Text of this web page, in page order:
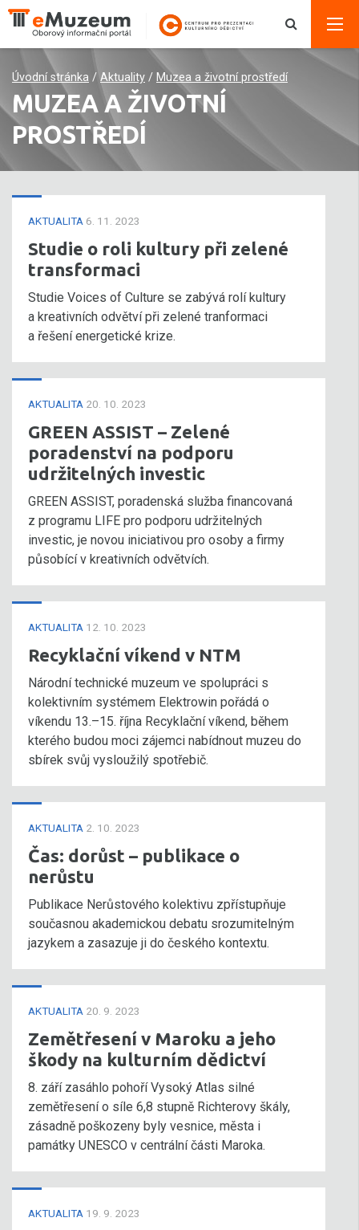
Úvodní stránka / Aktuality / Muzea a životní prostředí
MUZEA A ŽIVOTNÍ
PROSTŘEDÍ
AKTUALITA 6. 11. 2023
Studie o roli kultury při zelené
transformaci
Studie Voices of Culture se zabývá rolí kultury
a kreativních odvětví při zelené tranformaci
a řešení energetické krize.
AKTUALITA 20. 10. 2023
GREEN ASSIST – Zelené
poradenství na podporu
udržitelných investic
GREEN ASSIST, poradenská služba financovaná
z programu LIFE pro podporu udržitelných
investic, je novou iniciativou pro osoby a firmy
působící v kreativních odvětvích.
AKTUALITA 12. 10. 2023
Recyklační víkend v NTM
Národní technické muzeum ve spolupráci s
kolektivním systémem Elektrowin pořádá o
víkendu 13.–15. října Recyklační víkend, během
kterého budou moci zájemci nabídnout muzeu do
sbírek svůj vysloužilý spotřebič.
AKTUALITA 2. 10. 2023
Čas: dorůst – publikace o
nerůstu
Publikace Nerůstového kolektivu zpřístupňuje
současnou akademickou debatu srozumitelným
jazykem a zasazuje ji do českého kontextu.
AKTUALITA 20. 9. 2023
Zemětřesení v Maroku a jeho
škody na kulturním dědictví
8. září zasáhlo pohoří Vysoký Atlas silné
zemětřesení o síle 6,8 stupně Richterovy škály,
zásadně poškozeny byly vesnice, města i
památky UNESCO v centrální části Maroka.
AKTUALITA 19. 9. 2023